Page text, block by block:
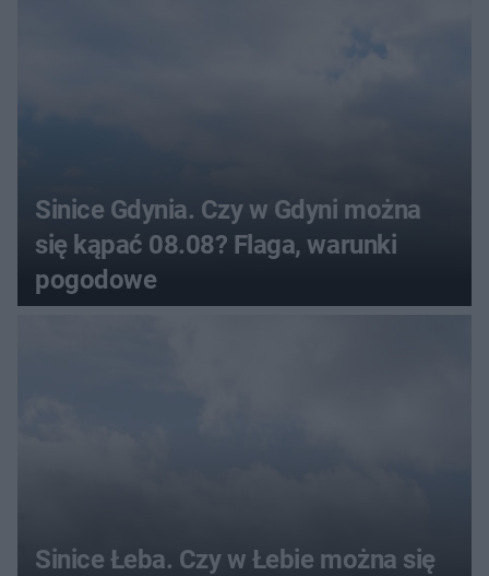
Sinice Gdynia. Czy w Gdyni można
się kąpać 08.08? Flaga, warunki
pogodowe
Sinice Łeba. Czy w Łebie można się